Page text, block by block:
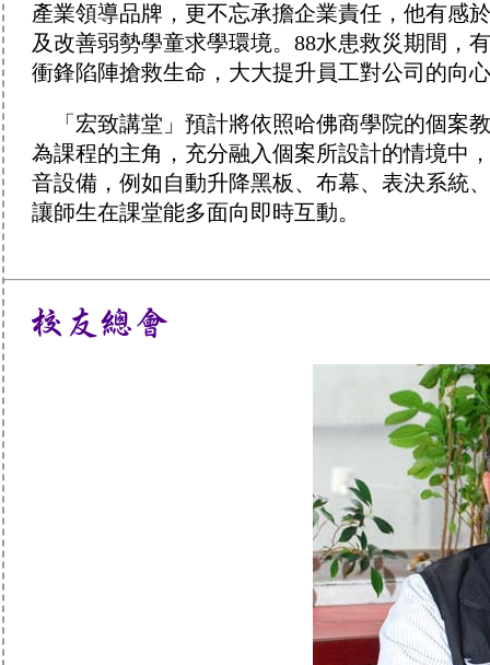
產業領導品牌，更不忘承擔企業責任，他有感
及改善弱勢學童求學環境。88水患救災期間，
衝鋒陷陣搶救生命，大大提升員工對公司的向
「宏致講堂」預計將依照哈佛商學院的個案
為課程的主角，充分融入個案所設計的情境中
音設備，例如自動升降黑板、布幕、表決系統
讓師生在課堂能多面向即時互動。